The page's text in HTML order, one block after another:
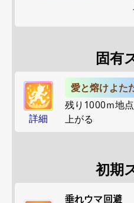
固有
詳細
愛と熔けよた
残り1000ｍ地
上がる
初期
垂れウマ回避